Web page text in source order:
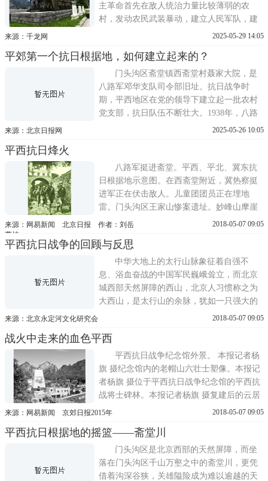
主革命首先在敌人统治力量比较薄弱的农
村，发动农民武装暴动，建立人民军队，建
立革命根据地，把武装斗争、土地革命、建
争的战略基地……平西抗日根据地的建立正
是在这一英明路线的指引下，为中国新民主
主义革命道路开辟出的抗日
来源：千龙网 2025-05-29 14:05
平郊第一个抗日根据地，如何建立起来的？
门头沟区斋堂镇西斋堂村聂家大院，是
八路军邓华支队司令部旧址。抗日战争时
期，平西地区在党的领导下建立起一批农村
党支部，抗日队伍不断壮大。1938年，八路
军主力部队挺进平西，协助地方建立起平郊
此，平郊第一个抗日根据地——平西抗日根
据地形成。进步青年加入反 ...
来源：北京日报网 2025-05-26 10:05
平西抗日烽火
八路军挺进斋堂。平西、平北、冀东抗
日根据地示意图。在西斋堂附近，冀热察挺
进军正在伏击敌人。儿童团团员正在埋地
雷。门头沟区王家山惨案遗址。妙峰山摩崖
石刻。八路军冀热察挺进军在斋堂镇整军，
云寺。昌宛联合县抗日民主政府县长焦若
愚。平西情报交通联络站武装交通员在香山
碧云寺合影。1942年平西情报站派往北...
来源：网易新闻 北京日报 作者：刘岳
曹楠
2018-05-07 09:05
平西抗日战争的回顾与反思
中华大地上的太行山脉象征着自强不
息、浴血奋战的中国军民巍峨耸立，而北京
城西部天然屏障的西山，北京人习惯称之为
大西山，是太行山的余脉，犹如一只强大的
臂膀，护佑着北京城，有京城右臂或神京右
大西山就开始点燃抗日斗争的烽火。这片烽
火以平西为根据地，向北、向东连成一片。
一、对平西抗日战争的回顾1937年7...
来源：北京永定河文化研究会 2018-05-07 09:05
战火中走来的血色平西
平西抗日战争纪念馆外景。 本报记者杨
旗 摄纪念馆内的老帽山六壮士塑像。本报记
者杨旗 摄位于平西抗日战争纪念馆的平西抗
战将士碑林。本报记者杨旗 摄复建后的云居
寺南塔(资料片)房山位于北京西部、华北平
1937年抗战全面爆发以后，包括良乡、宛
平、房山、昌平等12个县的平西地区便成为
八路军晋察冀抗日根据地的...
来源：网易新闻 京郊日报2015年 2018-05-07 09:05
平西抗日根据地的摇篮——斋堂川
门头沟区是北京西部的天然屏障，而坐
落在门头沟区千山万壑之中的斋堂川，更凭
借着沟深谷狭，关雄隘险成为难以逾越的天